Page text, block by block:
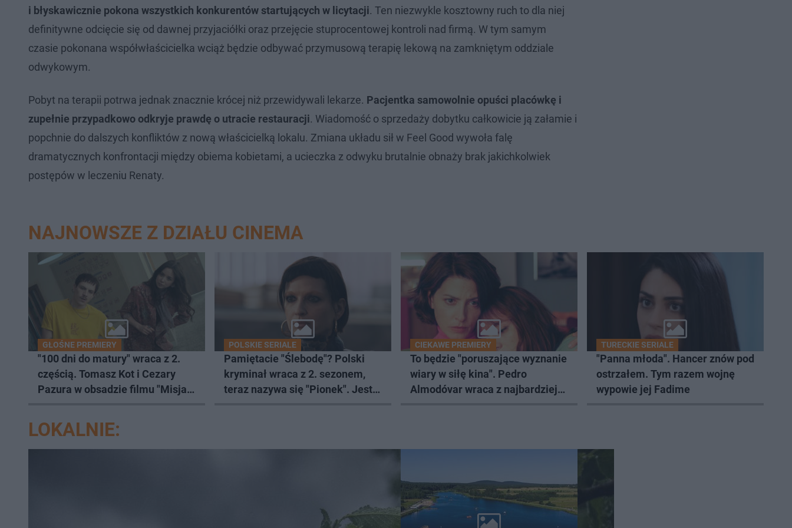
i błyskawicznie pokona wszystkich konkurentów startujących w licytacji. Ten niezwykle kosztowny ruch to dla niej
definitywne odcięcie się od dawnej przyjaciółki oraz przejęcie stuprocentowej kontroli nad firmą. W tym samym
czasie pokonana współwłaścicielka wciąż będzie odbywać przymusową terapię lekową na zamkniętym oddziale
odwykowym.
Pobyt na terapii potrwa jednak znacznie krócej niż przewidywali lekarze. Pacjentka samowolnie opuści placówkę i
zupełnie przypadkowo odkryje prawdę o utracie restauracji. Wiadomość o sprzedaży dobytku całkowicie ją załamie i
popchnie do dalszych konfliktów z nową właścicielką lokalu. Zmiana układu sił w Feel Good wywoła falę
dramatycznych konfrontacji między obiema kobietami, a ucieczka z odwyku brutalnie obnaży brak jakichkolwiek
postępów w leczeniu Renaty.
NAJNOWSZE Z DZIAŁU CINEMA
GŁOŚNE PREMIERY
"100 dni do matury" wraca z 2.
częścią. Tomasz Kot i Cezary
Pazura w obsadzie filmu "Misja
POLSKIE SERIALE
Pamiętacie "Ślebodę"? Polski
kryminał wraca z 2. sezonem,
teraz nazywa się "Pionek". Jest
CIEKAWE PREMIERY
To będzie "poruszające wyznanie
wiary w siłę kina". Pedro
Almodóvar wraca z najbardziej
TURECKIE SERIALE
"Panna młoda". Hancer znów pod
ostrzałem. Tym razem wojnę
wypowie jej Fadime
LOKALNIE: